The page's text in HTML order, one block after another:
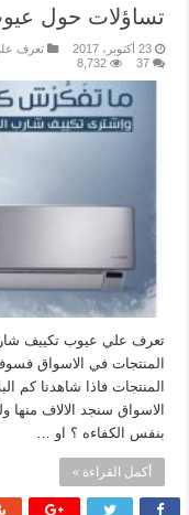
تساؤلات حول
23 أكتوبر، 2017 تعرف
37
8,732
تعرف علي عيوب تكييف
المنتجات في الاسواق
المنتجات فاذا شاهدنا كم
الاسواق سنجد الالاف
بنفس الكفاءه ؟ او …
أكمل القراءة »